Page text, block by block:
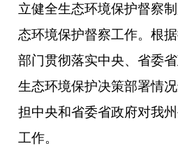
立健全生态环境保护督察
态环境保护督察工作。根
部门贯彻落实中央、省委
生态环境保护决策部署情
担中央和省委省政府对我
工作。